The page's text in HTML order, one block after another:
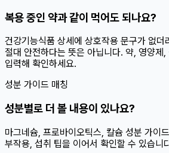
복용 중인 약과 같이 먹어도 되나요?
건강기능식품 상세에 상호작용 문구가 없더
절대 안전하다는 뜻은 아닙니다. 약, 영양제,
입력해 확인하세요.
성분 가이드 매칭
성분별로 더 볼 내용이 있나요?
마그네슘, 프로바이오틱스, 칼슘 성분 가이
부작용, 섭취 팁을 이어서 확인할 수 있습니